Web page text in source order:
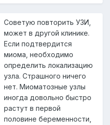
Советую повторить УЗИ,
может в другой клинике.
Если подтвердится
миома, необходимо
определить локализацию
узла. Страшного ничего
нет. Миоматозные узлы
иногда довольно быстро
растут в первой
половине беременности,